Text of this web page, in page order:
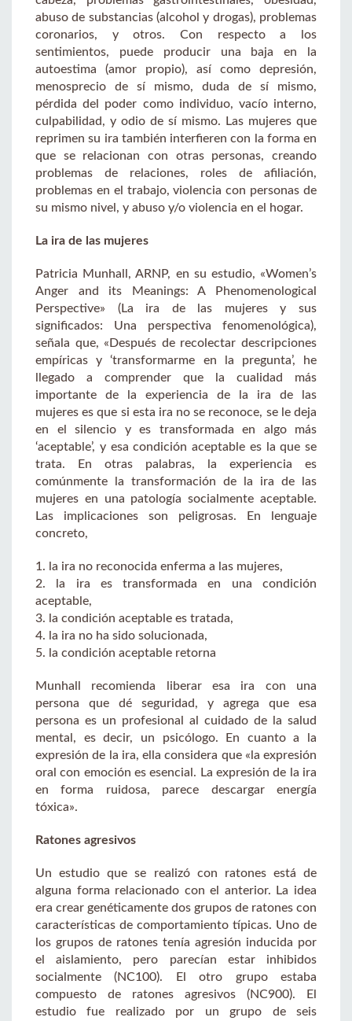
abuso de substancias (alcohol y drogas), problemas
coronarios, y otros. Con respecto a los
sentimientos, puede producir una baja en la
autoestima (amor propio), así como depresión,
menosprecio de sí mismo, duda de sí mismo,
pérdida del poder como individuo, vacío interno,
culpabilidad, y odio de sí mismo. Las mujeres que
reprimen su ira también interfieren con la forma en
que se relacionan con otras personas, creando
problemas de relaciones, roles de afiliación,
problemas en el trabajo, violencia con personas de
su mismo nivel, y abuso y/o violencia en el hogar.
La ira de las mujeres
Patricia Munhall, ARNP, en su estudio, «Women’s
Anger and its Meanings: A Phenomenological
Perspective» (La ira de las mujeres y sus
significados: Una perspectiva fenomenológica),
señala que, «Después de recolectar descripciones
empíricas y ‘transformarme en la pregunta’, he
llegado a comprender que la cualidad más
importante de la experiencia de la ira de las
mujeres es que si esta ira no se reconoce, se le deja
en el silencio y es transformada en algo más
‘aceptable’, y esa condición aceptable es la que se
trata. En otras palabras, la experiencia es
comúnmente la transformación de la ira de las
mujeres en una patología socialmente aceptable.
Las implicaciones son peligrosas. En lenguaje
concreto,
1. la ira no reconocida enferma a las mujeres,
2. la ira es transformada en una condición
aceptable,
3. la condición aceptable es tratada,
4. la ira no ha sido solucionada,
5. la condición aceptable retorna
Munhall recomienda liberar esa ira con una
persona que dé seguridad, y agrega que esa
persona es un profesional al cuidado de la salud
mental, es decir, un psicólogo. En cuanto a la
expresión de la ira, ella considera que «la expresión
oral con emoción es esencial. La expresión de la ira
en forma ruidosa, parece descargar energía
tóxica».
Ratones agresivos
Un estudio que se realizó con ratones está de
alguna forma relacionado con el anterior. La idea
era crear genéticamente dos grupos de ratones con
características de comportamiento típicas. Uno de
los grupos de ratones tenía agresión inducida por
el aislamiento, pero parecían estar inhibidos
socialmente (NC100). El otro grupo estaba
compuesto de ratones agresivos (NC900). El
estudio fue realizado por un grupo de seis